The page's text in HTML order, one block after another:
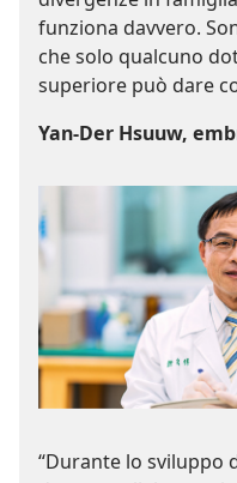
funziona davvero.
che solo qualcuno
superiore può dare
Yan-Der Hsuuw,
“Durante lo sviluppo